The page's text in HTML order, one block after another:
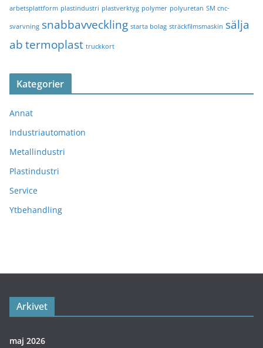
arbetsplattform plastindustri plastverktyg polymer polyuretan SM cnc-
svarvning snabbavveckling starta bolag sträckfilmsmaskin sälja
abtermoplast truckkort
Kategorier
Annat
Industriautomation
Metallindustri
Plastindustri
Service
Ytbehandling
Arkivet
maj 2026